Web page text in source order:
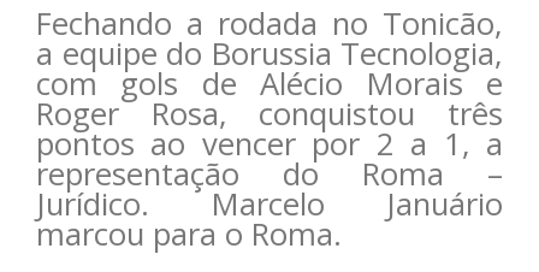
Fechando a rodada no Tonicão,
a equipe do Borussia Tecnologia,
com gols de Alécio Morais e
Roger Rosa, conquistou três
pontos ao vencer por 2 a 1, a
representação do Roma –
Jurídico. Marcelo Januário
marcou para o Roma.